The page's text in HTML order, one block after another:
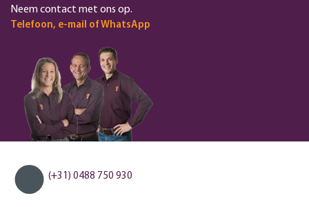
Neem contact met ons op.
Telefoon, e-mail of WhatsApp
(+31) 0488 750 930